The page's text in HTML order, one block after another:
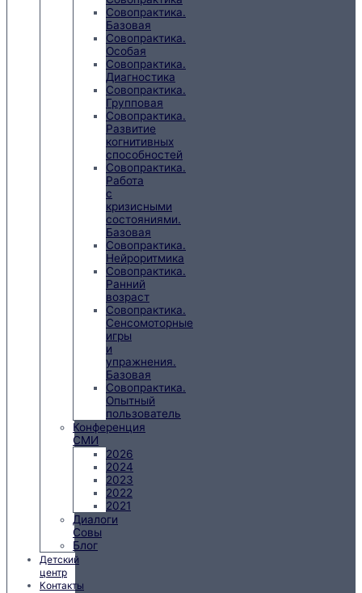
Совопрактика.
Базовая
Совопрактика.
Особая
Совопрактика.
Диагностика
Совопрактика.
Групповая
Совопрактика.
Развитие
когнитивных
способностей
Совопрактика.
Работа
с
кризисными
состояниями.
Базовая
Совопрактика.
Нейроритмика
Совопрактика.
Ранний
возраст
Совопрактика.
Сенсомоторные
игры
и
упражнения.
Базовая
Совопрактика.
Опытный
пользователь
Конференция
СМИ
2026
2024
2023
2022
2021
Диалоги
Совы
Блог
Детский
центр
Контакты